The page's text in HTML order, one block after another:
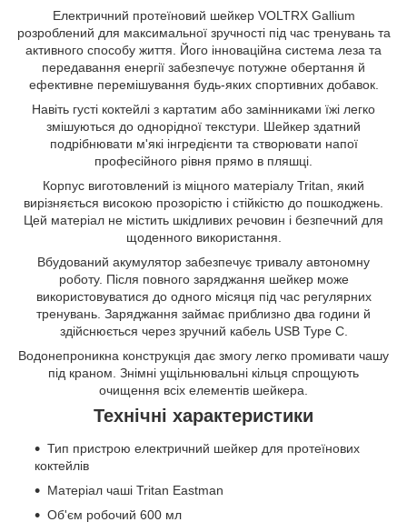
Електричний протеїновий шейкер VOLTRX Gallium
розроблений для максимальної зручності під час тренувань та
активного способу життя. Його інноваційна система леза та
передавання енергії забезпечує потужне обертання й
ефективне перемішування будь-яких спортивних добавок.
Навіть густі коктейлі з картатим або замінниками їжі легко
змішуються до однорідної текстури. Шейкер здатний
подрібнювати м'які інгредієнти та створювати напої
професійного рівня прямо в пляшці.
Корпус виготовлений із міцного матеріалу Tritan, який
вирізняється високою прозорістю і стійкістю до пошкоджень.
Цей матеріал не містить шкідливих речовин і безпечний для
щоденного використання.
Вбудований акумулятор забезпечує тривалу автономну
роботу. Після повного заряджання шейкер може
використовуватися до одного місяця під час регулярних
тренувань. Заряджання займає приблизно два години й
здійснюється через зручний кабель USB Type C.
Водонепроникна конструкція дає змогу легко промивати чашу
під краном. Знімні ущільнювальні кільця спрощують
очищення всіх елементів шейкера.
Технічні характеристики
Тип пристрою електричний шейкер для протеїнових
коктейлів
Матеріал чаші Tritan Eastman
Об'єм робочий 600 мл